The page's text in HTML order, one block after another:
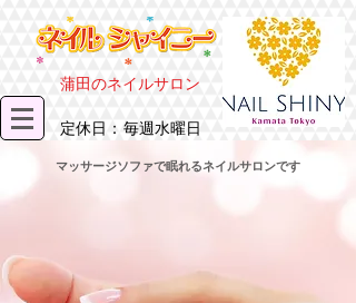
​蒲田のネイルサロン
​定休日：毎週水曜日
マッサージソファで眠れるネイルサロンです